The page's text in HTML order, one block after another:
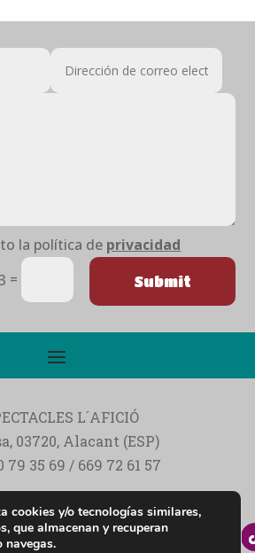
la política de privacidad
= Submit
L´AFICIÓ
03720, Alacant (ESP)
79 35 69 / 669 72 61 57
de hinchables y actividades
infantiles
cookies y/o tecnologías similares,
que almacenan y recuperan
navegas.